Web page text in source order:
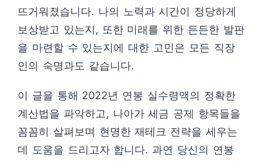
뜨거워졌습니다. 나의 노력과 시간이 정당하게
보상받고 있는지, 또한 미래를 위한 든든한 발판
을 마련할 수 있는지에 대한 고민은 모든 직장
인의 숙명과도 같습니다.
이 글을 통해 2022년 연봉 실수령액의 정확한
계산법을 파악하고, 나아가 세금 공제 항목들을
꼼꼼히 살펴보며 현명한 재테크 전략을 세우는
데 도움을 드리고자 합니다. 과연 당신의 연봉